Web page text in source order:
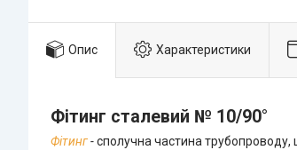
Опис Характеристики
Фітинг сталевий № 10/90°
Фітинг-сполучна частина трубопроводу,